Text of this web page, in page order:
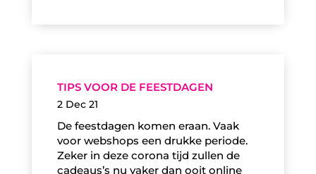
TIPS VOOR DE FEESTDAGEN
2 Dec 21
De feestdagen komen eraan. Vaak
voor webshops een drukke periode.
Zeker in deze corona tijd zullen de
cadeaus’s nu vaker dan ooit online